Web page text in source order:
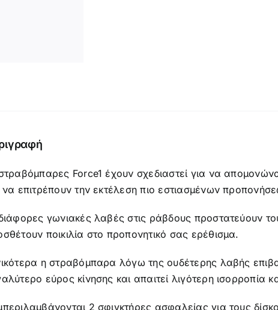
Force1 έχουν σχεδιαστεί για να
να επιτρέπουν την εκτέλεση πιο εστιασμένων
γωνιακές λαβές στις ράβδους προστατεύουν
ποικιλία στο προπονητικό σας ερέθισμα.
η στραβόμπαρα λόγω της ουδέτερης λαβής
εύρος κίνησης και απαιτεί λιγότερη
2 σφιγκτήρες ασφαλείας για τους